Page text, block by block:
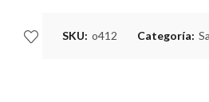
SKU: o412 Categoría: